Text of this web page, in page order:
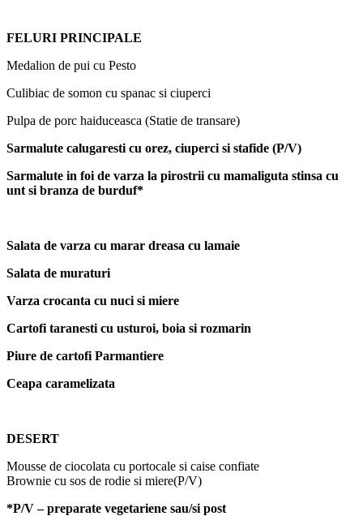
FELURI PRINCIPALE
Medalion de pui cu Pesto
Culibiac de somon cu spanac si ciuperci
Pulpa de porc haiduceasca (Statie de transare)
Sarmalute calugaresti cu orez, ciuperci si stafide (P/V)
Sarmalute in foi de varza la pirostrii cu mamaliguta stinsa cu
unt si branza de burduf*
Salata de varza cu marar dreasa cu lamaie
Salata de muraturi
Varza crocanta cu nuci si miere
Cartofi taranesti cu usturoi, boia si rozmarin
Piure de cartofi Parmantiere
Ceapa caramelizata
DESERT
Mousse de ciocolata cu portocale si caise confiate
Brownie cu sos de rodie si miere(P/V)
*P/V – preparate vegetariene sau/si post